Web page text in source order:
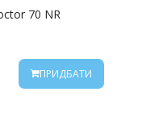
70 NR
ПРИДБАТИ